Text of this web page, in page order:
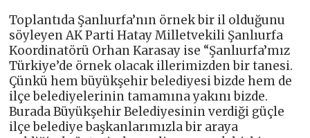
Toplantıda Şanlıurfa’nın örnek bir il olduğunu
söyleyen AK Parti Hatay Milletvekili Şanlıurfa
Koordinatörü Orhan Karasay ise “Şanlıurfa’mız
Türkiye’de örnek olacak illerimizden bir tanesi.
Çünkü hem büyükşehir belediyesi bizde hem de
ilçe belediyelerinin tamamına yakını bizde.
Burada Büyükşehir Belediyesinin verdiği güçle
ilçe belediye başkanlarımızla bir araya